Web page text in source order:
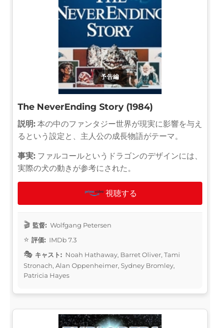
予告編
The NeverEnding Story (1984)
説明: 本の中のファンタジー世界が現実に影響を与え
るという設定と、主人公の成長物語がテーマ。
事実: ファルコールというドラゴンのデザインには、
実際の犬の動きが参考にされた。
視聴する
監督: Wolfgang Petersen
評価: IMDb 7.3
キャスト: Noah Hathaway, Barret Oliver, Tami
Stronach, Alan Oppenheimer, Sydney Bromley,
Patricia Hayes